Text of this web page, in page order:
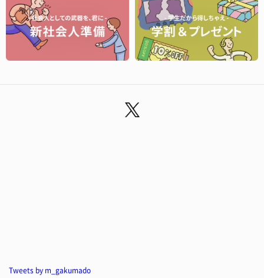
Tweets by m_gakumado